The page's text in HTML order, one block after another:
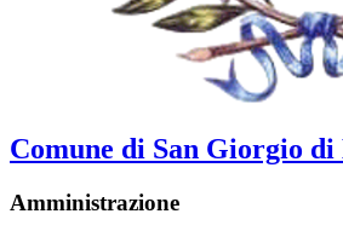
Comune di San Giorgio di
Amministrazione